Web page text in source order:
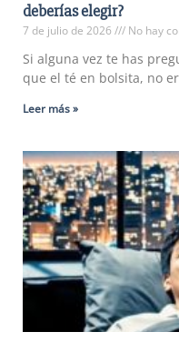
deberías elegir?
7 de julio de 2026 No hay
Si alguna vez te has
que el té en bolsita, no
Leer más »